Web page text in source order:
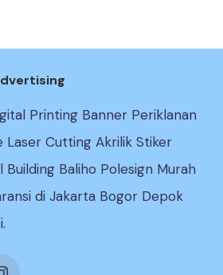
Printing Banner Periklanan
Laser Cutting Akrilik Stiker
Building Baliho Polesign Murah
di Jakarta Bogor Depok